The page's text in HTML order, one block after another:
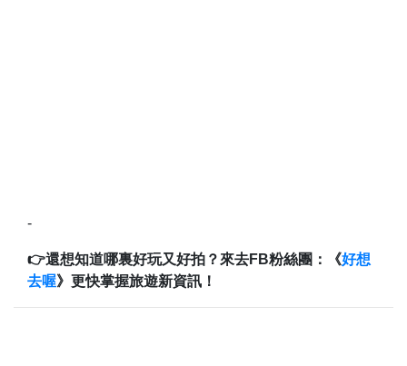
-
👉還想知道哪裏好玩又好拍？來去FB粉絲團：《好想
去喔》更快掌握旅遊新資訊！